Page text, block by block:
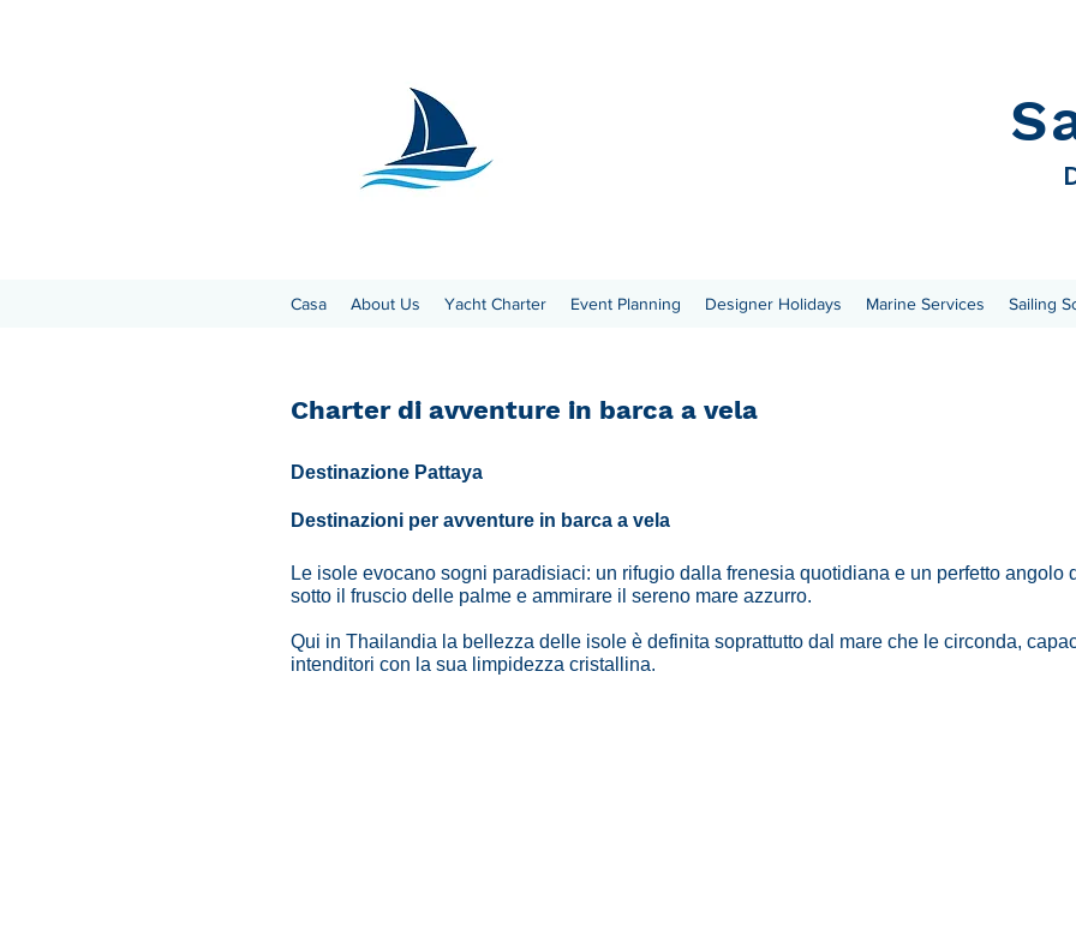
Casa About Us Yacht Charter Event Planning Designer Holidays Marine Services Sailing
Charter di avventure in barca a vela
Destinazione Pattaya
Destinazioni per avventure in barca a vela
Le isole evocano sogni paradisiaci: un rifugio dalla frenesia quotidiana e un perfetto angolo
sotto il fruscio delle palme e ammirare il sereno mare azzurro.
Qui in Thailandia la bellezza delle isole è definita soprattutto dal mare che le circonda,
intenditori con la sua limpidezza cristallina.